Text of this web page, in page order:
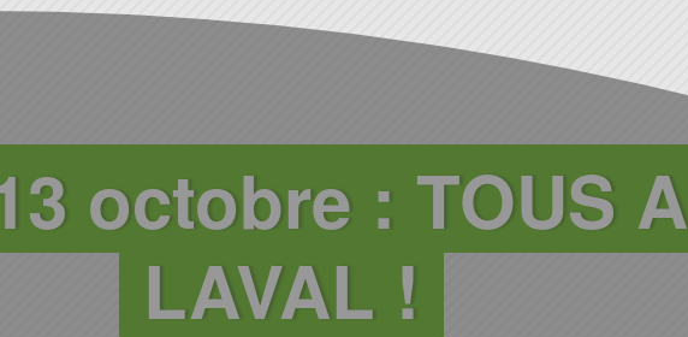
octobre : TOUS A
LAVAL !